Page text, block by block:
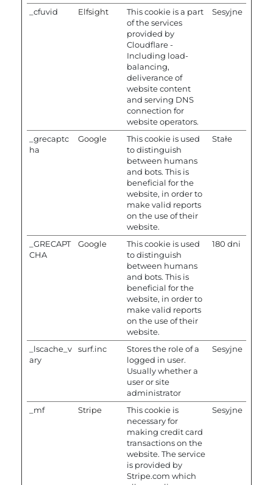
_cfuvid Elfsight
This cookie is a part
of the services
provided by
Cloudflare -
Including load-
balancing,
deliverance of
website content
and serving DNS
connection for
website operators.
Sesyjne
_grecaptc
ha
Google
This cookie is used
to distinguish
between humans
and bots. This is
beneficial for the
website, in order to
make valid reports
on the use of their
website.
Stałe
_GRECAPT
CHA
Google
This cookie is used
to distinguish
between humans
and bots. This is
beneficial for the
website, in order to
make valid reports
on the use of their
website.
180 dni
_lscache_v
ary
surf.inc
Stores the role of a
logged in user.
Usually whether a
user or site
administrator
Sesyjne
_mf Stripe
This cookie is
necessary for
making credit card
transactions on the
website. The service
is provided by
Stripe.com which
Sesyjne